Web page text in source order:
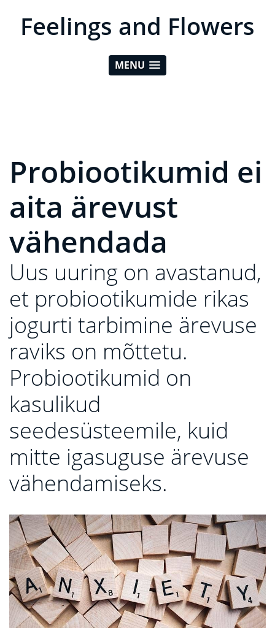
Feelings and Flowers
MENU
Probiootikumid ei
aita ärevust
vähendada
Uus uuring on avastanud,
et probiootikumide rikas
jogurti tarbimine ärevuse
raviks on mõttetu.
Probiootikumid on
kasulikud
seedesüsteemile, kuid
mitte igasuguse ärevuse
vähendamiseks.